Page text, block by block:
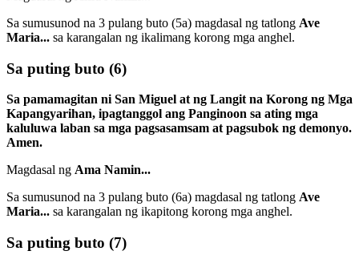
Sa sumusunod na 3 pulang buto (5a) magdasal ng tatlong Ave
Maria... sa karangalan ng ikalimang korong mga anghel.
Sa puting buto (6)
Sa pamamagitan ni San Miguel at ng Langit na Korong ng Mga
Kapangyarihan, ipagtanggol ang Panginoon sa ating mga
kaluluwa laban sa mga pagsasamsam at pagsubok ng demonyo.
Amen.
Magdasal ng Ama Namin...
Sa sumusunod na 3 pulang buto (6a) magdasal ng tatlong Ave
Maria... sa karangalan ng ikapitong korong mga anghel.
Sa puting buto (7)